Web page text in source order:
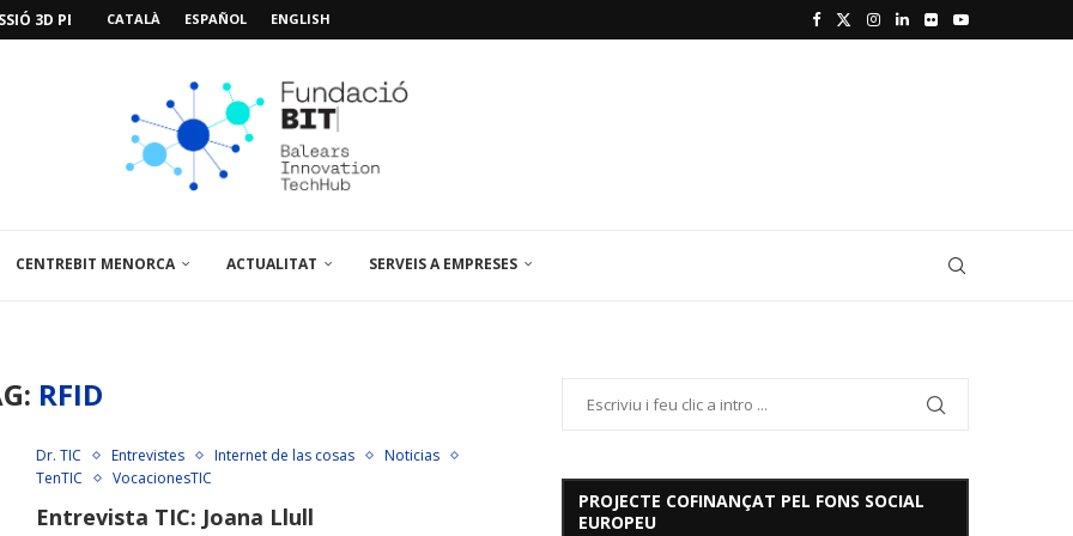
3D PER A...CATALÀ ESPAÑOL ENGLISH
CENTREBIT MENORCA ACTUALITAT SERVEIS A EMPRESES
RFID
Dr. TIC Entrevistes Internet de las cosas
Noticias
TenTIC
VocacionesTIC
Entrevista TIC: Joana Llull
PROJECTE COFINANÇAT PEL FONS SOCIAL
EUROPEU